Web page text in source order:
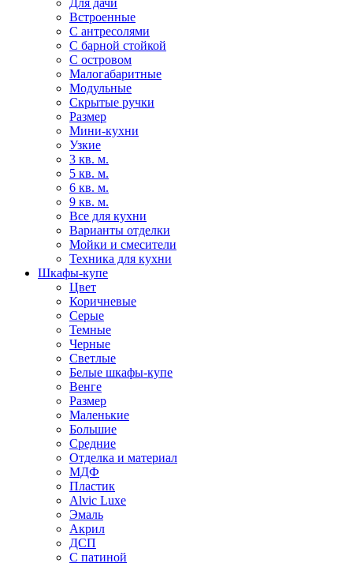
Для дачи
Встроенные
С антресолями
С барной стойкой
С островом
Малогабаритные
Модульные
Скрытые ручки
Размер
Мини-кухни
Узкие
3 кв. м.
5 кв. м.
6 кв. м.
9 кв. м.
Все для кухни
Варианты отделки
Мойки и смесители
Техника для кухни
Шкафы-купе
Цвет
Коричневые
Серые
Темные
Черные
Светлые
Белые шкафы-купе
Венге
Размер
Маленькие
Большие
Средние
Отделка и материал
МДФ
Пластик
Alvic Luxe
Эмаль
Акрил
ДСП
С патиной